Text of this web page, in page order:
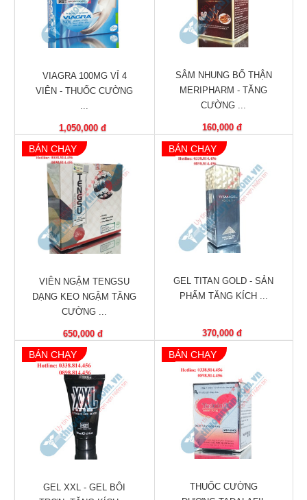
thức
bệnh
thuốc
Liên
VIAGRA 100MG VỈ 4
VIÊN - THUỐC CƯỜNG
1,050,000 đ
SÂM NHUNG BỔ THẬN
MERIPHARM - TĂNG
CƯỜNG ...
160,000 đ
BÁN CHẠY
VIÊN NGẬM TENGSU
DẠNG KEO NGẬM TĂNG
CƯỜNG ...
650,000 đ
BÁN CHẠY
GEL TITAN GOLD - SẢN
PHẨM TĂNG KÍCH ...
370,000 đ
BÁN CHẠY
GEL XXL - GEL BÔI
BÁN CHẠY
THUỐC CƯỜNG